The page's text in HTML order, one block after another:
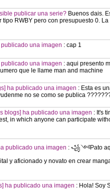
publicar una serie? Buenos dais.
RWBY pero con presupuesto 0. La
una imagen : cap 1
una imagen : aqui presento
que le llame man and machine
ha publicado una imagen : Esta es
no se como se publica
blogs] ha publicado una imagen : It's
in which anyone can participate
publicado una imagen : ꧁༺Pato
y aficionado y novato en crear
ha publicado una imagen : Hola! Soy